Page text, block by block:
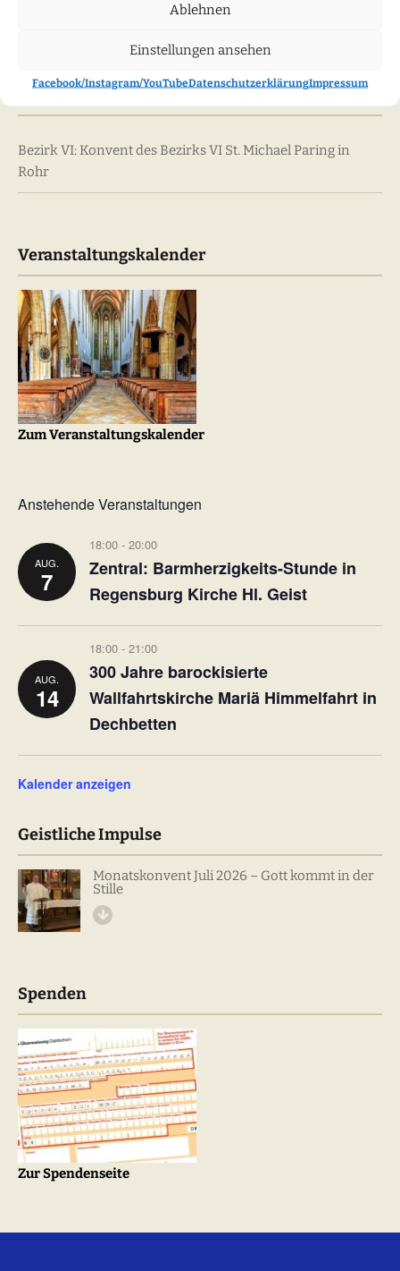
Ablehnen
Einstellungen ansehen
Facebook/Instagram/YouTubeDatenschutzerklärungImpressum
Neueste Beiträge
Bezirk VI: Konvent des Bezirks VI St. Michael Paring in
Rohr
Veranstaltungskalender
Zum Veranstaltungskalender
Anstehende Veranstaltungen
AUG.
7
18:00 - 20:00
Zentral: Barmherzigkeits-Stunde in
Regensburg Kirche Hl. Geist
AUG.
14
18:00 - 21:00
300 Jahre barockisierte
Wallfahrtskirche Mariä Himmelfahrt in
Dechbetten
Kalender anzeigen
Geistliche Impulse
Monatskonvent Juli 2026 – Gott kommt in der
Stille
Spenden
Zur Spendenseite